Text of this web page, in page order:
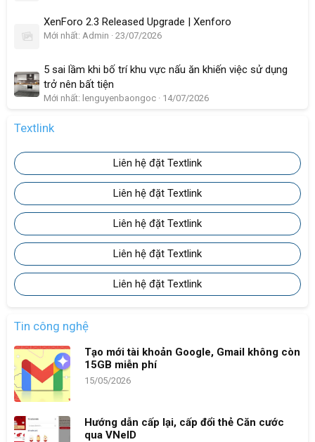
XenForo 2.3 Released Upgrade | Xenforo
Mới nhất: Admin 23/07/2026
5 sai lầm khi bố trí khu vực nấu ăn khiến việc sử dụng
trở nên bất tiện
Mới nhất: lenguyenbaongoc 14/07/2026
Textlink
Liên hệ đặt Textlink
Liên hệ đặt Textlink
Liên hệ đặt Textlink
Liên hệ đặt Textlink
Liên hệ đặt Textlink
Tin công nghệ
Tạo mới tài khoản Google, Gmail không còn
15GB miễn phí
15/05/2026
Hướng dẫn cấp lại, cấp đổi thẻ Căn cước
qua VNeID